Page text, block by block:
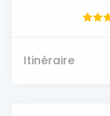
Itinéraire